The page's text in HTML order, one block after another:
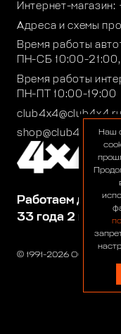
© 1991-2026 ООО
Работаем для
33 года 2
Интернет-магазин:
Адреса и схемы
Время работы
ПН-СБ 10:00-
Время работы
ПН-ПТ 10:00-19:00
club4x4@club4x4.ru
shop@club4x4.ruНаш